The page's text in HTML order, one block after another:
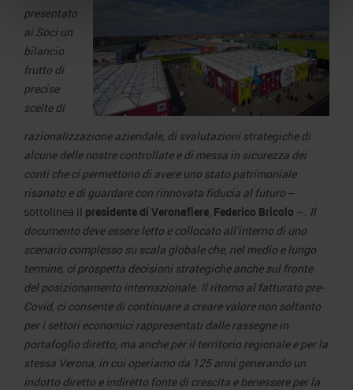
presentato
ai Soci un
bilancio
frutto di
precise
scelte di
razionalizzazione aziendale, di svalutazioni strategiche di
alcune delle nostre controllate e di messa in sicurezza dei
conti che ci permettono di avere uno stato patrimoniale
risanato e di guardare con rinnovata fiducia al futuro –
sottolinea il presidente di Veronafiere, Federico Bricolo –. Il
documento deve essere letto e collocato all’interno di uno
scenario complesso su scala globale che, nel medio e lungo
termine, ci prospetta decisioni strategiche anche sul fronte
del posizionamento internazionale. Il ritorno al fatturato pre-
Covid, ci consente di continuare a creare valore non soltanto
per i settori economici rappresentati dalle rassegne in
portafoglio diretto, ma anche per il territorio regionale e per la
stessa Verona, in cui operiamo da 125 anni generando un
indotto diretto e indiretto fonte di crescita e benessere per la